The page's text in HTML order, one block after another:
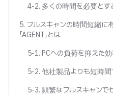
4-2. 多くの時間を必要とす
5. フルスキャンの時間短縮に
「AGENT」とは
5-1. PCへの負荷を抑えた
5-2. 他社製品よりも短時
5-3. 頻繁なフルスキャンで